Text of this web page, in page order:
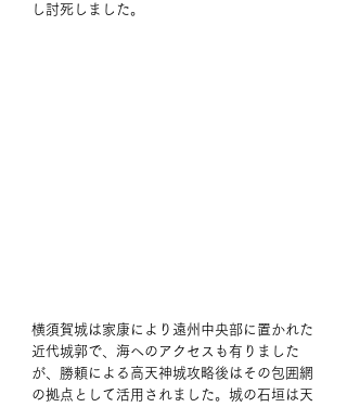
し討死しました。
横須賀城は家康により遠州中央部に置かれた
近代城郭で、海へのアクセスも有りました
が、勝頼による高天神城攻略後はその包囲網
の拠点として活用されました。城の石垣は天